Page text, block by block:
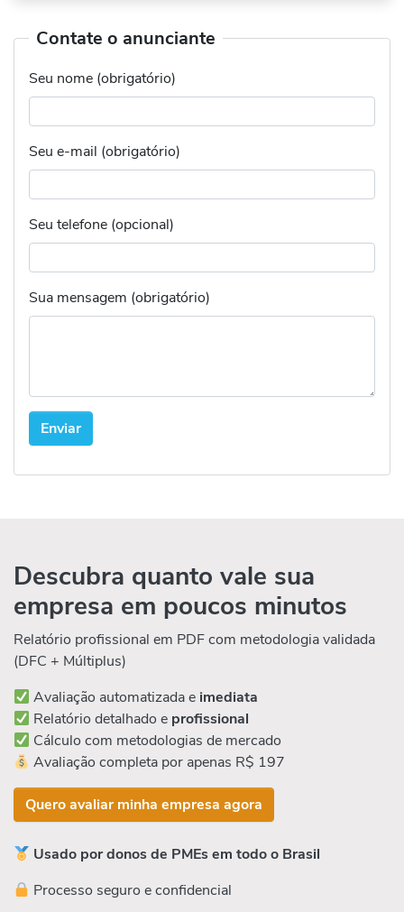
Contate o anunciante
Seu nome (obrigatório)
Seu e-mail (obrigatório)
Seu telefone (opcional)
Sua mensagem (obrigatório)
Descubra quanto vale sua
empresa em poucos minutos
Relatório profissional em PDF com metodologia validada
(DFC + Múltiplus)
Avaliação automatizada e imediata
Relatório detalhado e profissional
Cálculo com metodologias de mercado
Avaliação completa por apenas R$ 197
Quero avaliar minha empresa agora
Usado por donos de PMEs em todo o Brasil
Processo seguro e confidencial